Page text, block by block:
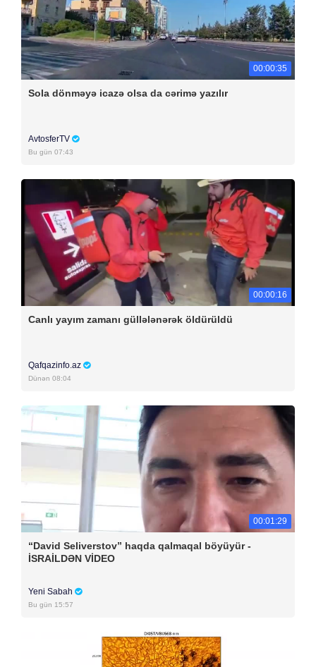
00:00:35
Sola dönməyə icazə olsa da cərimə yazılır
AvtosferTV
Bu gün 07:43
00:00:16
Canlı yayım zamanı güllələnərək öldürüldü
Qafqazinfo.az
Dünən 08:04
00:01:29
“David Seliverstov” haqda qalmaqal böyüyür -
İSRAİLDƏN VİDEO
Yeni Sabah
Bu gün 15:57